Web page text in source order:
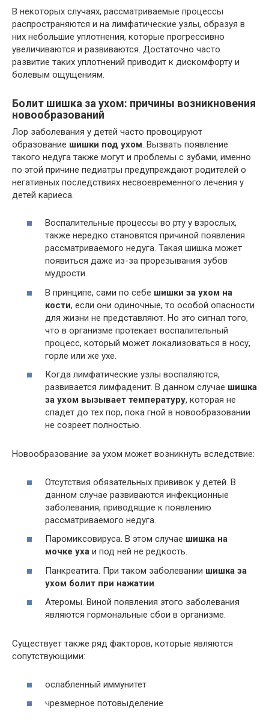
В некоторых случаях, рассматриваемые процессы
распространяются и на лимфатические узлы, образуя в
них небольшие уплотнения, которые прогрессивно
увеличиваются и развиваются. Достаточно часто
развитие таких уплотнений приводит к дискомфорту и
болевым ощущениям.
Болит шишка за ухом: причины возникновения
новообразований
Лор заболевания у детей часто провоцируют
образование шишки под ухом . Вызвать появление
такого недуга также могут и проблемы с зубами, именно
по этой причине педиатры предупреждают родителей о
негативных последствиях несвоевременного лечения у
детей кариеса.
Воспалительные процессы во рту у взрослых,
также нередко становятся причиной появления
рассматриваемого недуга. Такая шишка может
появиться даже из-за прорезывания зубов
мудрости.
В принципе, сами по себе шишки за ухом на
кости, если они одиночные, то особой опасности
для жизни не представляют. Но это сигнал того,
что в организме протекает воспалительный
процесс, который может локализоваться в носу,
горле или же ухе.
Когда лимфатические узлы воспаляются,
развивается лимфаденит. В данном случае шишка
за ухом вызывает температуру, которая не
спадет до тех пор, пока гной в новообразовании
не созреет полностью.
Новообразование за ухом может возникнуть вследствие:
Отсутствия обязательных прививок у детей. В
данном случае развиваются инфекционные
заболевания, приводящие к появлению
рассматриваемого недуга.
Паромиксовируса. В этом случае шишка на
мочке уха и под ней не редкость.
Панкреатита. При таком заболевании шишка за
ухом болит при нажатии
Атеромы. Виной появления этого заболевания
являются гормональные сбои в организме.
Существует также ряд факторов, которые являются
сопутствующими:
ослабленный иммунитет
чрезмерное потовыделение